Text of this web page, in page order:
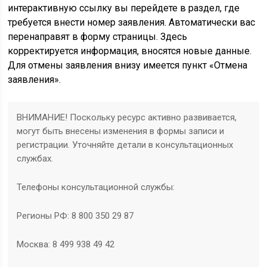
интерактивную ссылку вы перейдете в раздел, где
требуется внести номер заявления. Автоматически вас
перенаправят в форму страницы. Здесь
корректируется информация, вносятся новые данные.
Для отмены заявления внизу имеется пункт «Отмена
заявления».
ВНИМАНИЕ! Поскольку ресурс активно развивается,
могут быть внесены изменения в формы записи и
регистрации. Уточняйте детали в консультационных
службах.
Телефоны консультационной службы:
Регионы РФ: 8 800 350 29 87
Москва: 8 499 938 49 42